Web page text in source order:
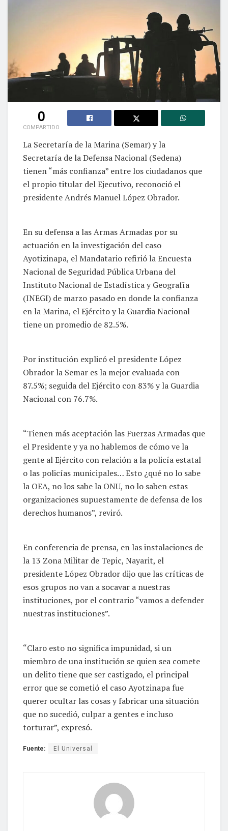
0
COMPARTIDO
La Secretaría de la Marina (Semar) y la
Secretaría de la Defensa Nacional (Sedena)
tienen “más confianza” entre los ciudadanos que
el propio titular del Ejecutivo, reconoció el
presidente Andrés Manuel López Obrador.
En su defensa a las Armas Armadas por su
actuación en la investigación del caso
Ayotizinapa, el Mandatario refirió la Encuesta
Nacional de Seguridad Pública Urbana del
Instituto Nacional de Estadística y Geografía
(INEGI) de marzo pasado en donde la confianza
en la Marina, el Ejército y la Guardia Nacional
tiene un promedio de 82.5%.
Por institución explicó el presidente López
Obrador la Semar es la mejor evaluada con
87.5%; seguida del Ejército con 83% y la Guardia
Nacional con 76.7%.
“Tienen más aceptación las Fuerzas Armadas que
el Presidente y ya no hablemos de cómo ve la
gente al Ejército con relación a la policía estatal
o las policías municipales… Esto ¿qué no lo sabe
la OEA, no los sabe la ONU, no lo saben estas
organizaciones supuestamente de defensa de los
derechos humanos”, reviró.
En conferencia de prensa, en las instalaciones de
la 13 Zona Militar de Tepic, Nayarit, el
presidente López Obrador dijo que las críticas de
esos grupos no van a socavar a nuestras
instituciones, por el contrario “vamos a defender
nuestras instituciones”.
“Claro esto no significa impunidad, si un
miembro de una institución se quien sea comete
un delito tiene que ser castigado, el principal
error que se cometió el caso Ayotzinapa fue
querer ocultar las cosas y fabricar una situación
que no sucedió, culpar a gentes e incluso
torturar”, expresó.
Fuente: El Universal